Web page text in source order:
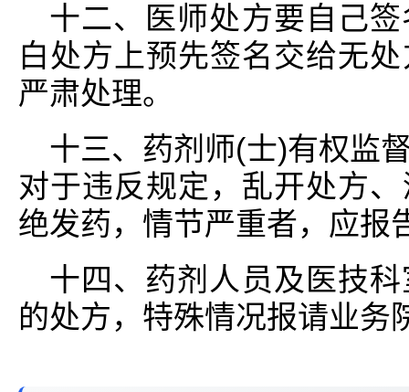
十二、医师处方要自己
白处方上预先签名交给无
严肃处理。
十三、药剂师(士)有权监
对于违反规定，乱开处方
绝发药，情节严重者，应报
十四、药剂人员及医技
的处方，特殊情况报请业务